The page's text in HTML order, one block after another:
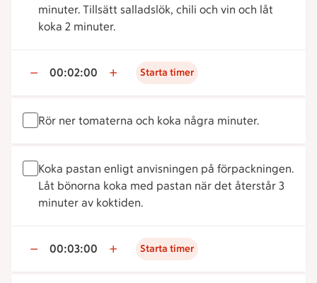
minuter. Tillsätt salladslök, chili och vin och låt
koka 2 minuter.
00:02:00 Starta timer
Rör ner tomaterna och koka några minuter.
Koka pastan enligt anvisningen på förpackningen.
Låt bönorna koka med pastan när det återstår 3
minuter av koktiden.
00:03:00 Starta timer